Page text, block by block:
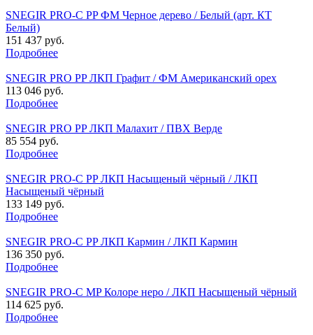
SNEGIR PRO-C PP ФМ Черное дерево / Белый (арт. КТ
Белый)
151 437 руб.
Подробнее
SNEGIR PRO PP ЛКП Графит / ФМ Американский орех
113 046 руб.
Подробнее
SNEGIR PRO PP ЛКП Малахит / ПВХ Верде
85 554 руб.
Подробнее
SNEGIR PRO-C PP ЛКП Насыщеный чёрный / ЛКП
Насыщеный чёрный
133 149 руб.
Подробнее
SNEGIR PRO-C PP ЛКП Кармин / ЛКП Кармин
136 350 руб.
Подробнее
SNEGIR PRO-C MP Колоре неро / ЛКП Насыщеный чёрный
114 625 руб.
Подробнее